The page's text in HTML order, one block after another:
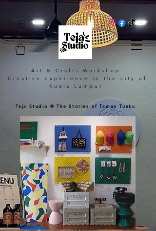
Art & Crafts Workshop
Creative experience in the city of
Kuala Lumpur
Teja Studio @ The Stories of Taman Tunku